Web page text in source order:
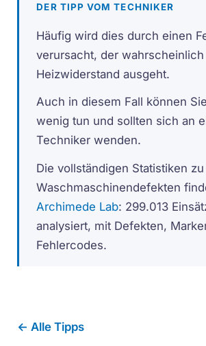
DER TIPP VOM TECHNIKER
Häufig wird dies durch einen
verursacht, der wahrscheinlich
Heizwiderstand ausgeht.
Auch in diesem Fall können
wenig tun und sollten sich an
Techniker wenden.
Die vollständigen Statistiken
Waschmaschinendefekten
Archimede Lab: 299.013
analysiert, mit Defekten,
Fehlercodes.
← Alle Tipps